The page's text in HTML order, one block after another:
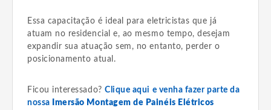
Essa capacitação é ideal para eletricistas que já
atuam no residencial e, ao mesmo tempo, desejam
expandir sua atuação sem, no entanto, perder o
posicionamento atual.
Ficou interessado?Clique aqui e venha fazer parte da
nossa
Imersão Montagem de Painéis Elétricos